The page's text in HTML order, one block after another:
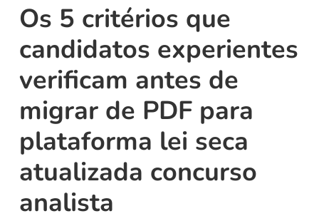
Os 5 critérios que
candidatos experientes
verificam antes de
migrar de PDF para
plataforma lei seca
atualizada concurso
analista